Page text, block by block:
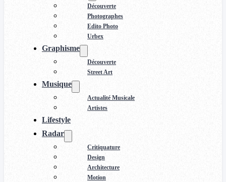
Découverte
Photographes
Edito Photo
Urbex
Graphisme
Découverte
Street Art
Musique
Actualité Musicale
Artistes
Lifestyle
Radar
Critiquature
Design
Architecture
Motion